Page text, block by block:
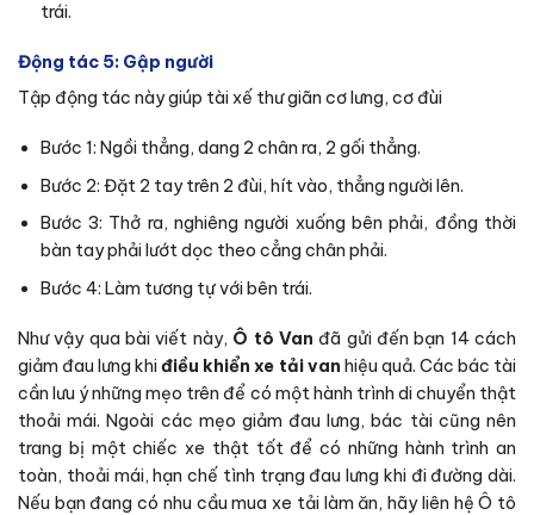
trái.
Động tác 5: Gập người
Tập động tác này giúp tài xế thư giãn cơ lưng, cơ đùi
Bước 1: Ngồi thẳng, dang 2 chân ra, 2 gối thẳng.
Bước 2: Đặt 2 tay trên 2 đùi, hít vào, thẳng người lên.
Bước 3: Thở ra, nghiêng người xuống bên phải, đồng thời
bàn tay phải lướt dọc theo cẳng chân phải.
Bước 4: Làm tương tự với bên trái.
Như vậy qua bài viết này, Ô tô Van đã gửi đến bạn 14 cách
giảm đau lưng khiđiều khiển xe tải van hiệu quả. Các bác tài
cần lưu ý những mẹo trên để có một hành trình di chuyển thật
thoải mái. Ngoài các mẹo giảm đau lưng, bác tài cũng nên
trang bị một chiếc xe thật tốt để có những hành trình an
toàn, thoải mái, hạn chế tình trạng đau lưng khi đi đường dài.
Nếu bạn đang có nhu cầu mua xe tải làm ăn, hãy liên hệ Ô tô